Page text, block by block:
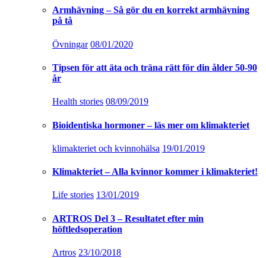
Armhävning – Så gör du en korrekt armhävning
på tå
Övningar 08/01/2020
Tipsen för att äta och träna rätt för din ålder 50-90
år
Health stories 08/09/2019
Bioidentiska hormoner – läs mer om klimakteriet
klimakteriet och kvinnohälsa 19/01/2019
Klimakteriet – Alla kvinnor kommer i klimakteriet!
Life stories 13/01/2019
ARTROS Del 3 – Resultatet efter min
höftledsoperation
Artros 23/10/2018